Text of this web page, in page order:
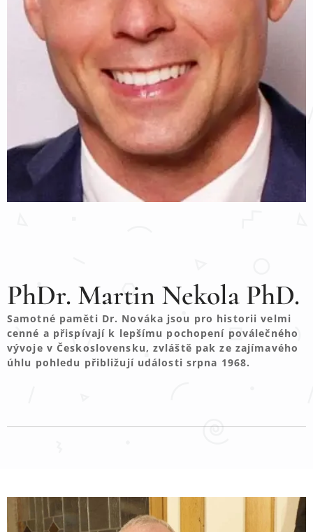
PhDr. Martin Nekola PhD.
Samotné paměti Dr. Nováka jsou pro historii velmi
cenné a přispívají k lepšímu pochopení poválečného
vývoje v Československu, zvláště pak ze zajímavého
úhlu pohledu přibližují události srpna 1968.